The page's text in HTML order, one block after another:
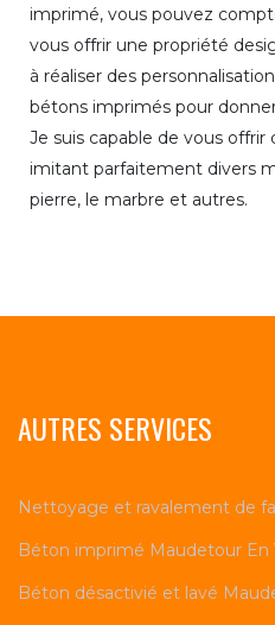
imprimé, vous pouvez
vous offrir une propriété
à réaliser des
bétons imprimés pour
Je suis capable de vous
imitant parfaitement divers
pierre, le marbre et autres.
AUTRES SERVICES
Nettoyage et ravalement de
Béton imprimé Maudetour En
Béton désactivié et lavé